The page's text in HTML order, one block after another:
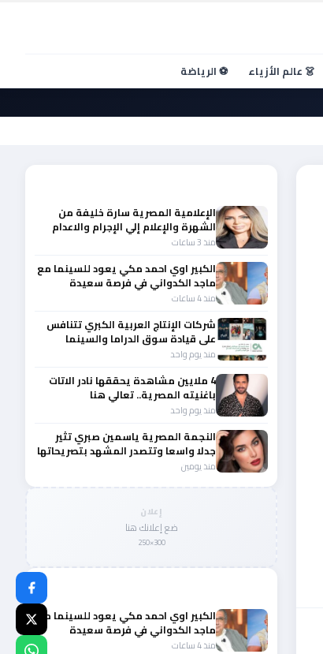
👗 عالم الأزياء ⚽ الرياضة
الإعلامية المصرية سارة خليفة من
الشهرة والإعلام إلي الإجرام والاعدام
منذ 3 ساعات
الكبير اوي احمد مكي يعود للسينما مع
ماجد الكدواني في فرصة سعيدة
منذ 4 ساعات
شركات الإنتاج العربية الكبري تتنافس
على قيادة سوق الدراما والسينما
والصباح في مقدمة المشهد الإقليمي
منذ يوم واحد
4 ملايين مشاهدة يحققها نادر الاتات
باغنيته المصرية.. تعالي هنا
منذ يوم واحد
النجمة المصرية ياسمين صبري تثير
جدلا واسعا وتتصدر المشهد بتصريحاتها
الأخيرة
منذ يومين
إعلان
ضع إعلانك هنا
300×250
الكبير اوي احمد مكي يعود للسينما مع
ماجد الكدواني في فرصة سعيدة
منذ 4 ساعات